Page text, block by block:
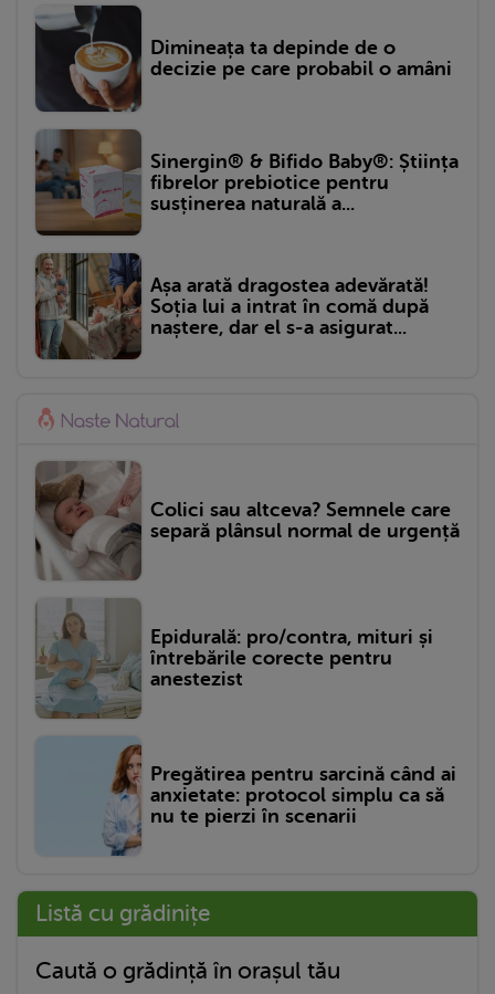
Dimineața ta depinde de o
decizie pe care probabil o amâni
Sinergin® & Bifido Baby®: Știința
fibrelor prebiotice pentru
susținerea naturală a...
Așa arată dragostea adevărată!
Soția lui a intrat în comă după
naștere, dar el s-a asigurat...
Colici sau altceva? Semnele care
separă plânsul normal de urgență
Epidurală: pro/contra, mituri și
întrebările corecte pentru
anestezist
Pregătirea pentru sarcină când ai
anxietate: protocol simplu ca să
nu te pierzi în scenarii
Listă cu grădinițe
Caută o grădință în orașul tău